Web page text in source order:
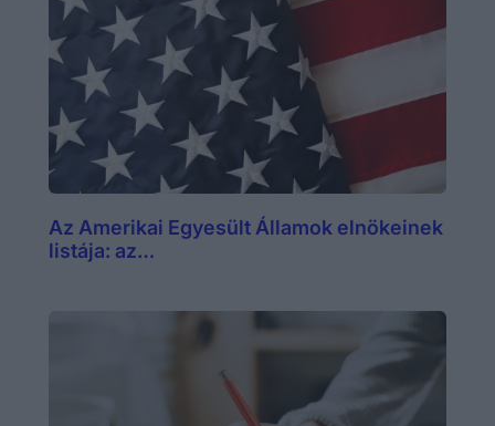
Az Amerikai Egyesült Államok elnökeinek
listája: az…